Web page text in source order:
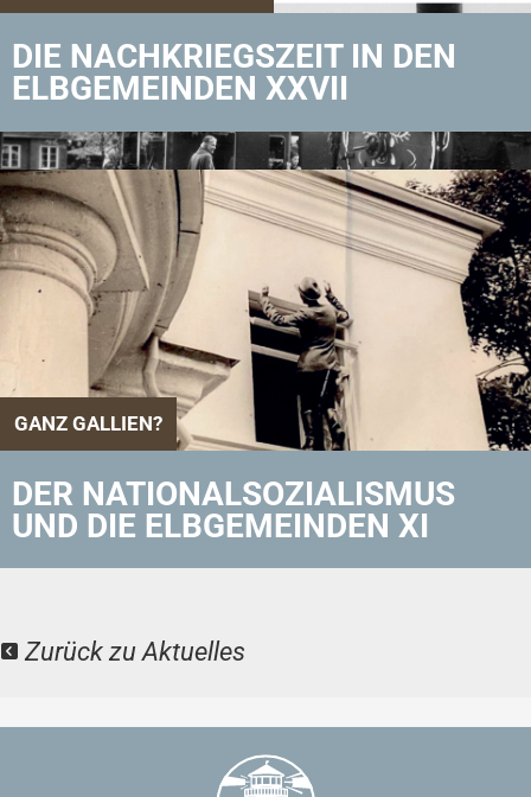
DIE NACHKRIEGSZEIT IN DEN
ELBGEMEINDEN XXVII
GANZ GALLIEN?
DER NATIONALSOZIALISMUS
UND DIE ELBGEMEINDEN XI
Zurück zu Aktuelles